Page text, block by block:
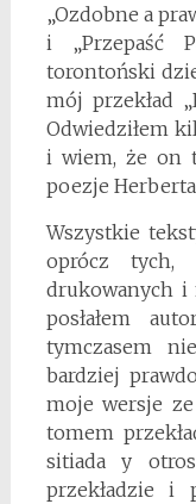
„Ozdobne a
i „Przepaść
torontoński
mój przekład
Odwiedziłem
i wiem, że on
poezje
Wszystkie
oprócz tych,
drukowanych i
posłałem
tymczasem
bardziej
moje wersje
tomem
sitiada y
przekładzie i